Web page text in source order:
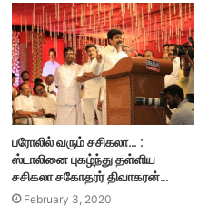
பரோலில் வரும் சசிகலா… :
ஸ்டாலினை புகழ்ந்து தள்ளிய
சசிகலா சகோதரர் திவாகரன்…
February 3, 2020